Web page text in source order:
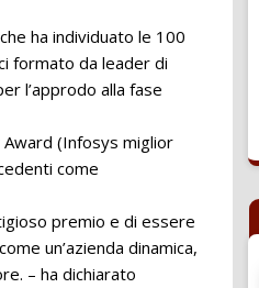
ha individuato le 100
formato da leader di
l’approdo alla fase
(Infosys miglior
come
premio e di essere
un’azienda dinamica,
– ha dichiarato